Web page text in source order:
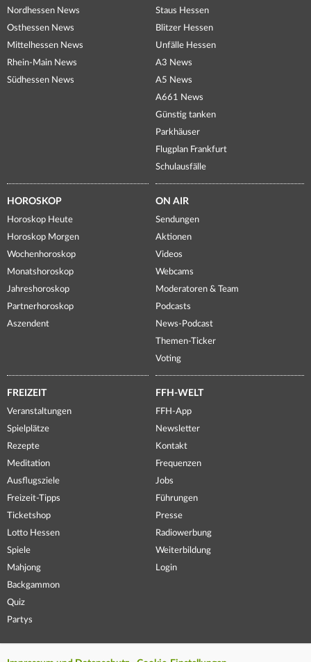
Nordhessen News
Osthessen News
Mittelhessen News
Rhein-Main News
Südhessen News
Staus Hessen
Blitzer Hessen
Unfälle Hessen
A3 News
A5 News
A661 News
Günstig tanken
Parkhäuser
Flugplan Frankfurt
Schulausfälle
HOROSKOP
Horoskop Heute
Horoskop Morgen
Wochenhoroskop
Monatshoroskop
Jahreshoroskop
Partnerhoroskop
Aszendent
ON AIR
Sendungen
Aktionen
Videos
Webcams
Moderatoren & Team
Podcasts
News-Podcast
Themen-Ticker
Voting
FREIZEIT
Veranstaltungen
Spielplätze
Rezepte
Meditation
Ausflugsziele
Freizeit-Tipps
Ticketshop
Lotto Hessen
Spiele
Mahjong
Backgammon
Quiz
Partys
FFH-WELT
FFH-App
Newsletter
Kontakt
Frequenzen
Jobs
Führungen
Presse
Radiowerbung
Weiterbildung
Login